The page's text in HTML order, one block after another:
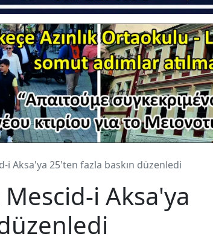
i Aksa'ya 25'ten fazla baskın düzenledi
i Aksa'ya